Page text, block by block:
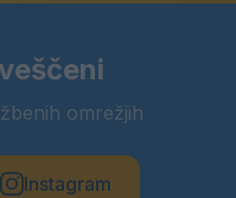
omrežjih
Instagram